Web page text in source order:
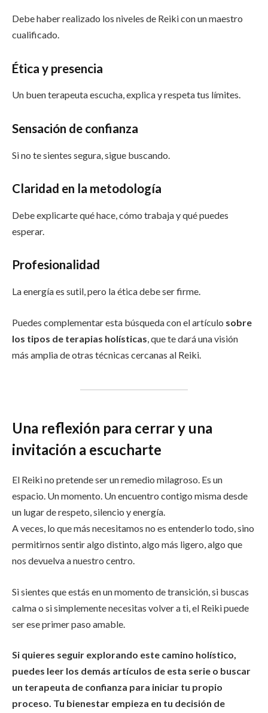
Debe haber realizado los niveles de Reiki con un maestro
cualificado.
Ética y presencia
Un buen terapeuta escucha, explica y respeta tus límites.
Sensación de confianza
Si no te sientes segura, sigue buscando.
Claridad en la metodología
Debe explicarte qué hace, cómo trabaja y qué puedes
esperar.
Profesionalidad
La energía es sutil, pero la ética debe ser firme.
Puedes complementar esta búsqueda con el artículo sobre
los tipos de terapias holísticas , que te dará una visión
más amplia de otras técnicas cercanas al Reiki.
Una reflexión para cerrar y una
invitación a escucharte
El Reiki no pretende ser un remedio milagroso. Es un
espacio. Un momento. Un encuentro contigo misma desde
un lugar de respeto, silencio y energía.
A veces, lo que más necesitamos no es entenderlo todo, sino
permitirnos sentir algo distinto, algo más ligero, algo que
nos devuelva a nuestro centro.
Si sientes que estás en un momento de transición, si buscas
calma o si simplemente necesitas volver a ti, el Reiki puede
ser ese primer paso amable.
Si quieres seguir explorando este camino holístico,
puedes leer los demás artículos de esta serie o buscar
un terapeuta de confianza para iniciar tu propio
proceso. Tu bienestar empieza en tu decisión de